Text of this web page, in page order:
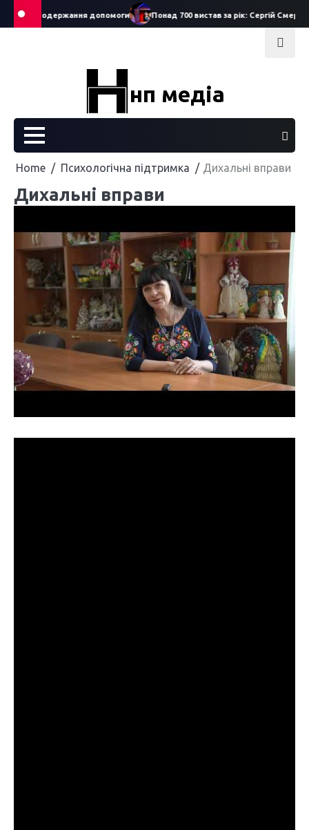
Skip
на одержання допомоги Понад 700 вистав за рік: Сергій Смеречук
нп медіа
Home Психологічна підтримка Дихальні вправи
Дихальні вправи